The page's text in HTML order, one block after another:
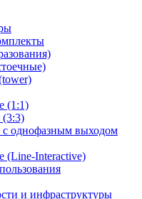
(1:1)
однофазным выходом
(Line-Interactive)
и инфраструктуры